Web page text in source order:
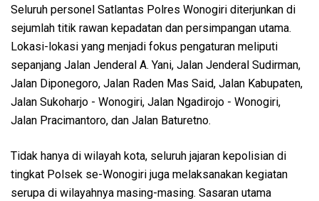
Seluruh personel Satlantas Polres Wonogiri diterjunkan di
sejumlah titik rawan kepadatan dan persimpangan utama.
Lokasi-lokasi yang menjadi fokus pengaturan meliputi
sepanjang Jalan Jenderal A. Yani, Jalan Jenderal Sudirman,
Jalan Diponegoro, Jalan Raden Mas Said, Jalan Kabupaten,
Jalan Sukoharjo - Wonogiri, Jalan Ngadirojo - Wonogiri,
Jalan Pracimantoro, dan Jalan Baturetno.
Tidak hanya di wilayah kota, seluruh jajaran kepolisian di
tingkat Polsek se-Wonogiri juga melaksanakan kegiatan
serupa di wilayahnya masing-masing. Sasaran utama